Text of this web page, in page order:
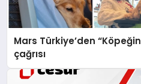
Mars Türkiye’den
çağrısı